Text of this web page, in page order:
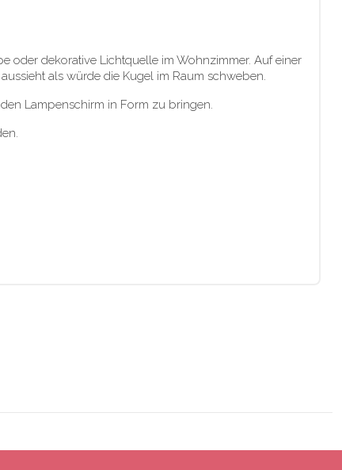
oder dekorative Lichtquelle im Wohnzimmer. Auf einer
als würde die Kugel im Raum schweben.
Lampenschirm in Form zu bringen.